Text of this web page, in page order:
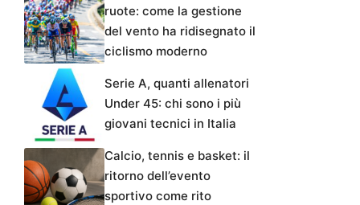
ruote: come la gestione
del vento ha ridisegnato il
ciclismo moderno
Serie A, quanti allenatori
Under 45: chi sono i più
giovani tecnici in Italia
Calcio, tennis e basket: il
ritorno dell’evento
sportivo come rito